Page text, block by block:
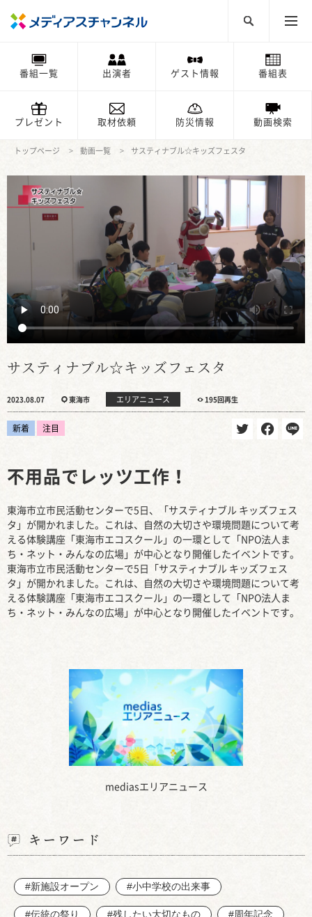
番組一覧 出演者 ゲスト情報 番組表
プレゼント 取材依頼 防災情報 動画検索
トップページ 動画一覧 サスティナブル☆キッズフェスタ
サスティナブル☆キッズフェスタ
2023.08.07 東海市 エリアニュース 195回再生
新着 注目
mediasエリアニュース
不用品でレッツ工作！
東海市立市民活動センターで5日、「サスティナブル キッズフェス
タ」が開かれました。これは、自然の大切さや環境問題について考
える体験講座「東海市エコスクール」の一環として「NPO法人ま
ち・ネット・みんなの広場」が中心となり開催したイベントです。
東海市立市民活動センターで5日「サスティナブル キッズフェス
タ」が開かれました。これは、自然の大切さや環境問題について考
える体験講座「東海市エコスクール」の一環として「NPO法人ま
ち・ネット・みんなの広場」が中心となり開催したイベントです。
キーワード
#新施設オープン #小中学校の出来事
#伝統の祭り #残したい大切なもの #周年記念